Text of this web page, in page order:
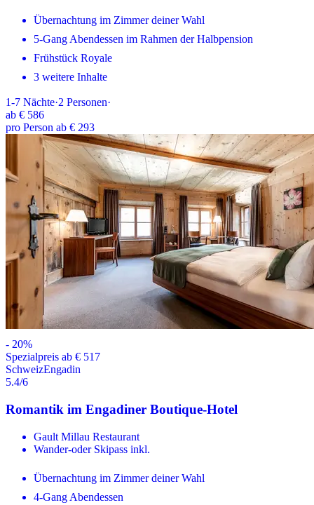
Übernachtung im Zimmer deiner Wahl
5-Gang Abendessen im Rahmen der Halbpension
Frühstück Royale
3 weitere Inhalte
1-7 Nächte·2 Personen·
ab € 586
pro Person ab € 293
- 20%
Spezialpreis ab € 517
SchweizEngadin
5.4/6
Romantik im Engadiner Boutique-Hotel
Gault Millau Restaurant
Wander-oder Skipass inkl.
Übernachtung im Zimmer deiner Wahl
4-Gang Abendessen